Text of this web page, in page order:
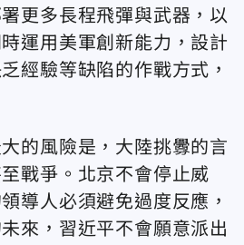
更多長程飛彈與武器，以
運用美軍創新能力，設計
經驗等缺陷的作戰方式，
的風險是，大陸挑釁的言
戰爭。北京不會停止威
導人必須避免過度反應，
來，習近平不會願意派出